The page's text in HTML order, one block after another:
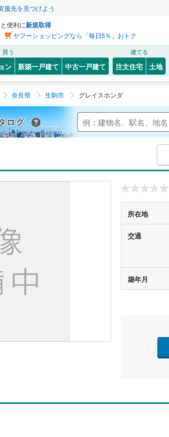
援先を見つけよう
便利に新規取得
ヤフーショッピングなら「毎日5％」おトク
買う
ン 新築一戸建て 中古一戸建て
建てる
注文住宅 土地
奈良県 生駒市 グレイスホンダ
Yahoo!不動産 マンションカタログ
所在地
交通
築年月